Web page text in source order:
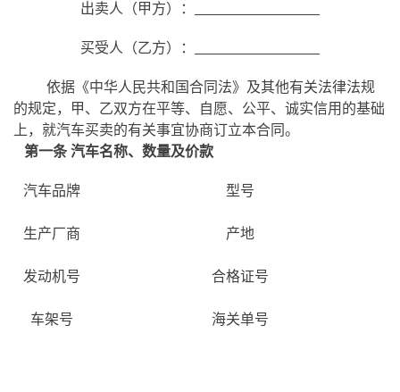
出卖人（甲方）：
买受人（乙方）：
依据《中华人民共和国合同法》及其他有关法律法规
的规定，甲、乙双方在平等、自愿、公平、诚实信用的基础
上，就汽车买卖的有关事宜协商订立本合同。
第一条 汽车名称、数量及价款
汽车品牌 型号
生产厂商 产地
发动机号 合格证号
车架号 海关单号